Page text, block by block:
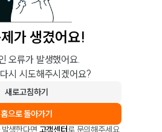
가 생겼어요!
오류가 발생했어요.
시 시도해주시겠어요?
새로고침하기
홈으로 돌아가기
생한다면 고객센터로 문의해주세요.